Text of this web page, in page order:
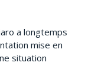
a longtemps
mise en
situation